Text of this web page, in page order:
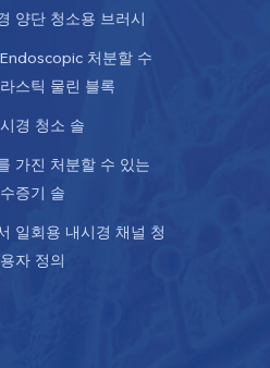
양단 청소용 브러시
처분할 수
스틱 물린 블록
경 청소 솔
가진 처분할 수 있는
증기 솔
일회용 내시경 채널 청
자 정의